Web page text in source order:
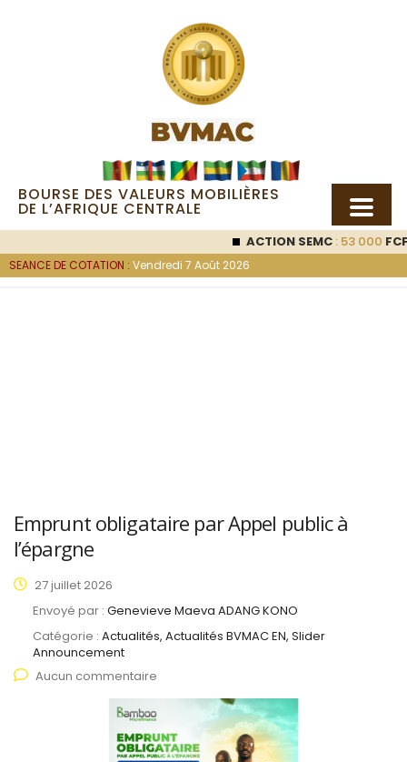
BOURSE DES VALEURS MOBILIÈRES
DE L’AFRIQUE CENTRALE
ACTION SEMC: 53 000FCFA (0
SEANCE DE COTATION : Vendredi 7 Août 2026
Emprunt obligataire par Appel public à
l’épargne
27 juillet 2026
Envoyé par : Genevieve Maeva ADANG KONO
Catégorie : Actualités, Actualités BVMAC EN, Slider
Announcement
Aucun commentaire